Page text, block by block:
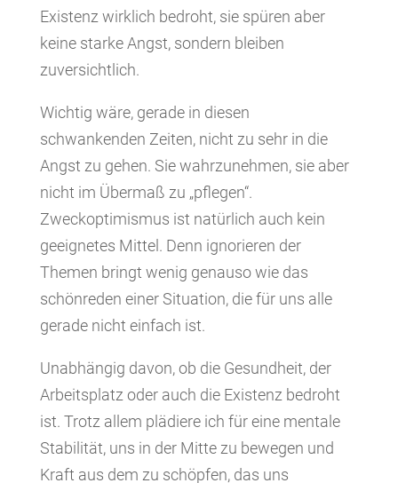
Existenz wirklich bedroht, sie spüren aber
keine starke Angst, sondern bleiben
zuversichtlich.
Wichtig wäre, gerade in diesen
schwankenden Zeiten, nicht zu sehr in die
Angst zu gehen. Sie wahrzunehmen, sie aber
nicht im Übermaß zu „pflegen“.
Zweckoptimismus ist natürlich auch kein
geeignetes Mittel. Denn ignorieren der
Themen bringt wenig genauso wie das
schönreden einer Situation, die für uns alle
gerade nicht einfach ist.
Unabhängig davon, ob die Gesundheit, der
Arbeitsplatz oder auch die Existenz bedroht
ist. Trotz allem plädiere ich für eine mentale
Stabilität, uns in der Mitte zu bewegen und
Kraft aus dem zu schöpfen, das uns